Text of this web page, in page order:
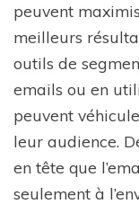
peuvent
meilleurs
outils de
emails ou en
peuvent
leur audience.
en tête que
seulement à